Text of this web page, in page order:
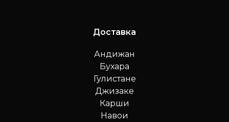
Доставка
Андижан
Бухара
Гулистане
Джизаке
Карши
Навои